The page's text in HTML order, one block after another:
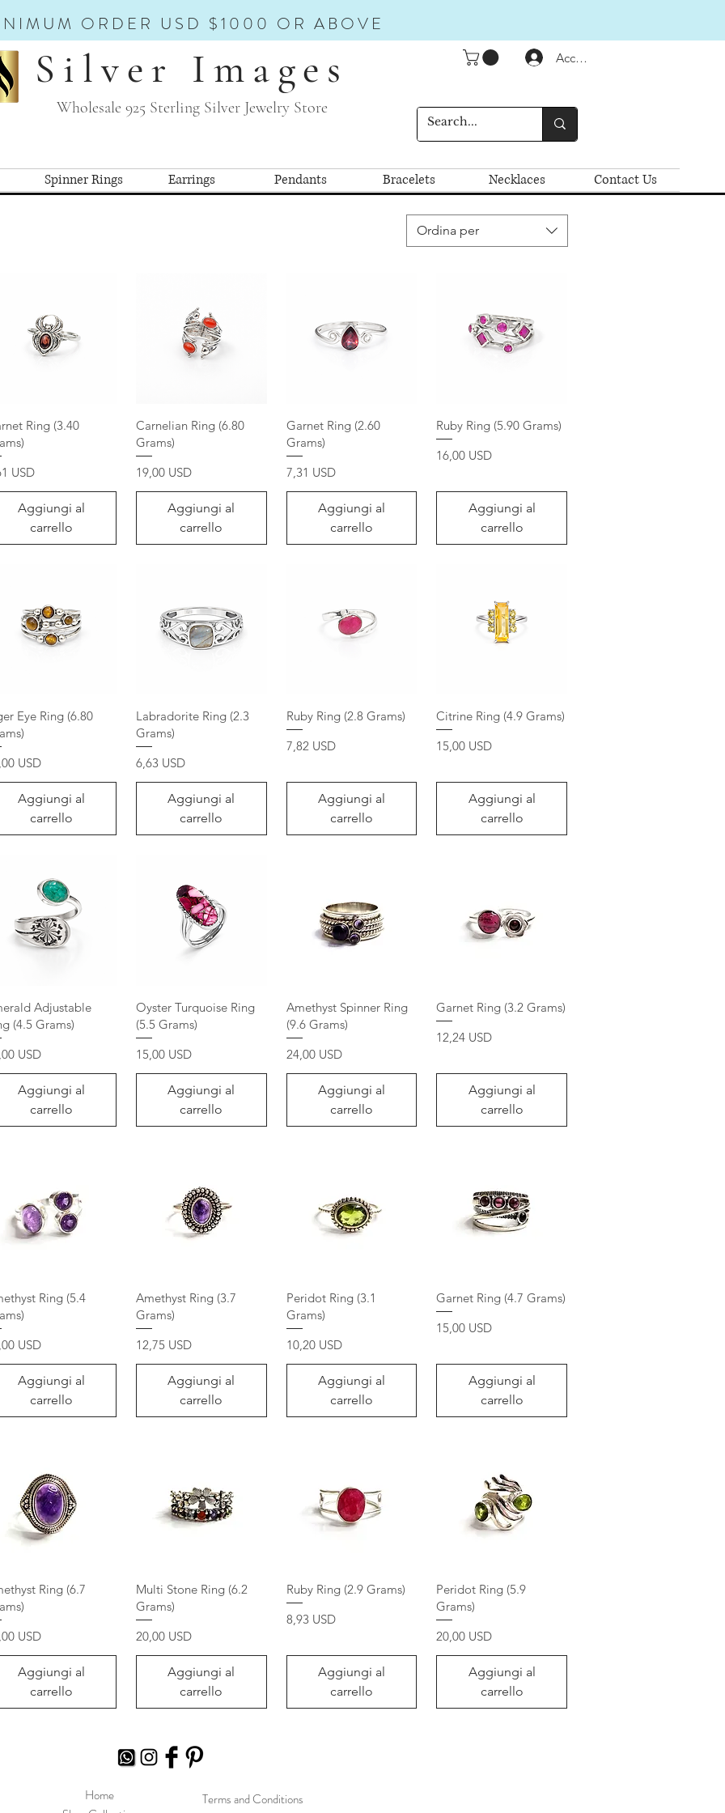
ORDER USD $1000 OR ABOVE
Silver Images
Wholesale 925 Sterling Silver Jewelry Store
Accedi
Spinner Rings Earrings Pendants Bracelets Necklaces Contact Us
Ordina per
Ring (3.40
USD
Aggiungi al
carrello
Carnelian Ring (6.80
Grams)
Prezzo
19,00 USD
Aggiungi al
carrello
Garnet Ring (2.60
Grams)
Prezzo
7,31 USD
Aggiungi al
carrello
Ruby Ring (5.90 Grams)
Prezzo
16,00 USD
Aggiungi al
carrello
Eye Ring (6.80
USD
Aggiungi al
carrello
Labradorite Ring (2.3
Grams)
Prezzo
6,63 USD
Aggiungi al
carrello
Ruby Ring (2.8 Grams)
Prezzo
7,82 USD
Aggiungi al
carrello
Citrine Ring (4.9 Grams)
Prezzo
15,00 USD
Aggiungi al
carrello
Adjustable
(4.5 Grams)
USD
Aggiungi al
carrello
Oyster Turquoise Ring
(5.5 Grams)
Prezzo
15,00 USD
Aggiungi al
carrello
Amethyst Spinner Ring
(9.6 Grams)
Prezzo
24,00 USD
Aggiungi al
carrello
Garnet Ring (3.2 Grams)
Prezzo
12,24 USD
Aggiungi al
carrello
Ring (5.4
USD
Aggiungi al
carrello
Amethyst Ring (3.7
Grams)
Prezzo
12,75 USD
Aggiungi al
carrello
Peridot Ring (3.1
Grams)
Prezzo
10,20 USD
Aggiungi al
carrello
Garnet Ring (4.7 Grams)
Prezzo
15,00 USD
Aggiungi al
carrello
Ring (6.7
USD
Aggiungi al
carrello
Multi Stone Ring (6.2
Grams)
Prezzo
20,00 USD
Aggiungi al
carrello
Ruby Ring (2.9 Grams)
Prezzo
8,93 USD
Aggiungi al
carrello
Peridot Ring (5.9
Grams)
Prezzo
20,00 USD
Aggiungi al
carrello
Home
Terms and Conditions